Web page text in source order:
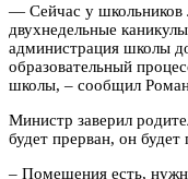
— Сейчас у школьников
двухнедельные
администрация школы
образовательный
школы, – сообщил
Министр заверил
будет прерван, он
– Помещения есть,